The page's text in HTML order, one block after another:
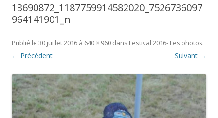
13690872_1187759914582020_7526736097
964141901_n
Publié le 30 juillet 2016 à 640 × 960 dans Festival 2016- Les photos.
← Précédent Suivant →